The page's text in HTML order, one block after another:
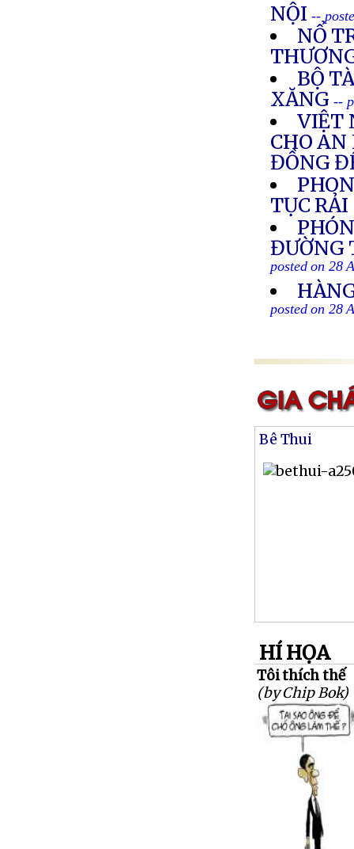
NỘI--
NỔ
BỘ
XĂNG --
VIỆT
CHO AN
ĐỒNG
TỤC
ĐƯỜNG
posted on 28
posted on 28
Bê Thui
HÍ HỌA
Tôi thích thế
(by Chip Bok)